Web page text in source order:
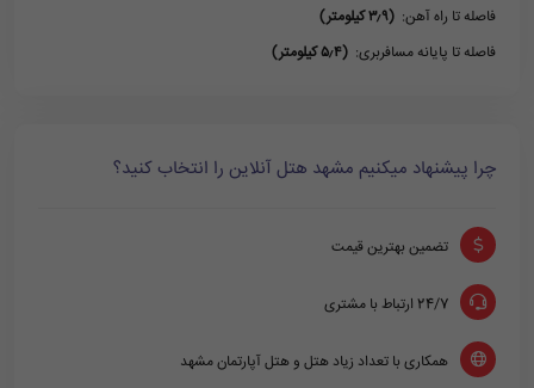
فاصله تا راه آهن: (۳٫۹ کیلومتر)
فاصله تا پایانه مسافربری: (۵٫۴ کیلومتر)
چرا پیشنهاد میکنیم مشهد هتل آنلاین را انتخاب کنید؟
تضمین بهترین قیمت
24/7 ارتباط با مشتری
همکاری با تعداد زیاد هتل و هتل آپارتمان مشهد